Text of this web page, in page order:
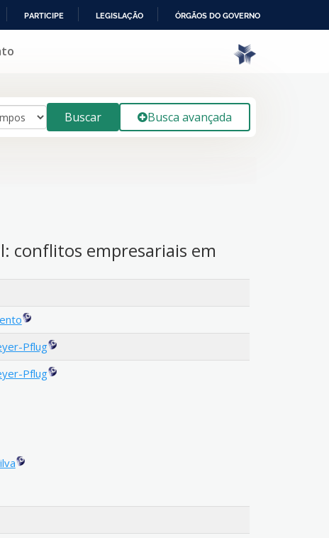
PARTICIPE LEGISLAÇÃO ÓRGÃOS DO GOVERNO
Buscar Busca avançada
conflitos empresariais em
Pflug
Pflug